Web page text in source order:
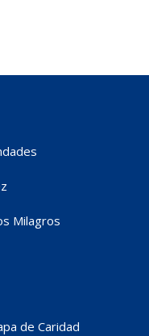
Milagros
de Caridad